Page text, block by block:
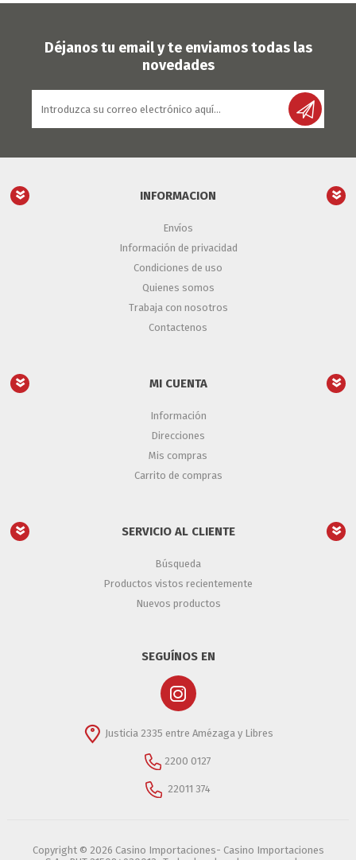
Déjanos tu email y te enviamos todas las
novedades
INFORMACION
Envíos
Información de privacidad
Condiciones de uso
Quienes somos
Trabaja con nosotros
Contactenos
MI CUENTA
Información
Direcciones
Mis compras
Carrito de compras
SERVICIO AL CLIENTE
Búsqueda
Productos vistos recientemente
Nuevos productos
SEGUÍNOS EN
Justicia 2335 entre Amézaga y Libres
2200 0127
22011 374
Copyright © 2026 Casino Importaciones- Casino Importaciones